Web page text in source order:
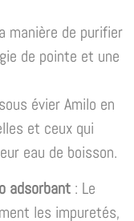
manière de purifier
de pointe et une
évier Amilo en
et ceux qui
eau de boisson.
adsorbant : Le
les impuretés,